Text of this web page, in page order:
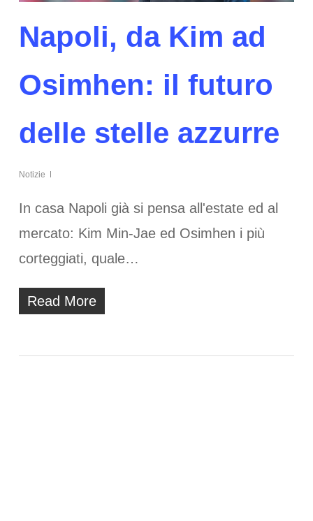
Napoli, da Kim ad
Osimhen: il futuro
delle stelle azzurre
Notizie
In casa Napoli già si pensa all'estate ed al
mercato: Kim Min-Jae ed Osimhen i più
corteggiati, quale…
Read More